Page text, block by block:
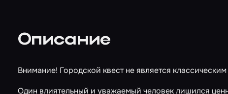
Описание
Внимание! Городской квест не является
Один влиятельный и уважаемый человек лишился